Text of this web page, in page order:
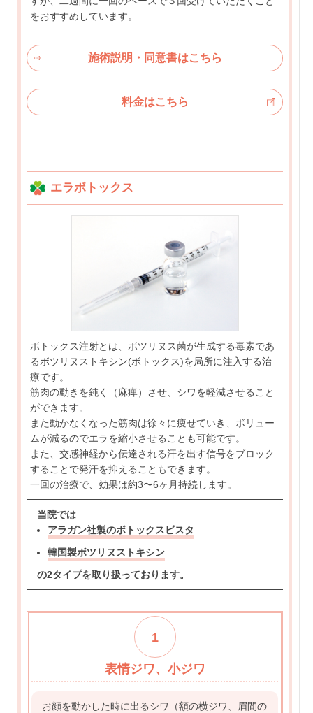
をおすすめしています。
施術説明・同意書はこちら
料金はこちら
エラボトックス
ボトックス注射とは、ボツリヌス菌が生成する毒素であ
るボツリヌストキシン(ボトックス)を局所に注入する治
療です。
筋肉の動きを鈍く（麻痺）させ、シワを軽減させること
ができます。
また動かなくなった筋肉は徐々に痩せていき、ボリュー
ムが減るのでエラを縮小させることも可能です。
また、交感神経から伝達される汗を出す信号をブロック
することで発汗を抑えることもできます。
一回の治療で、効果は約3〜6ヶ月持続します。
当院では
アラガン社製のボトックスビスタ
韓国製ボツリヌストキシン
の2タイプを取り扱っております。
1
表情ジワ、小ジワ
お顔を動かした時に出るシワ（額の横ジワ、眉間の